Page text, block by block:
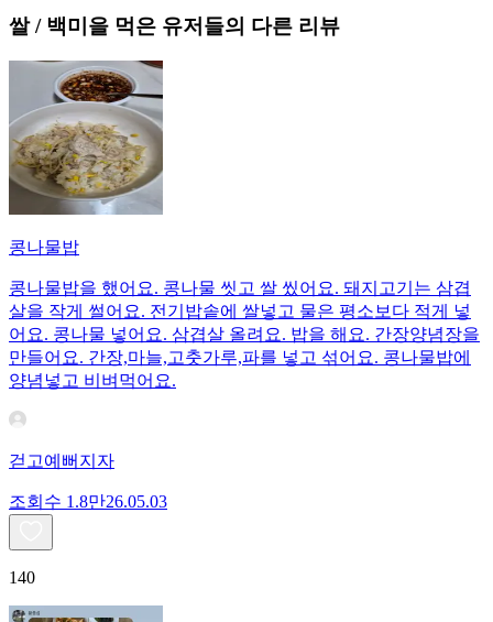
쌀 / 백미 을 먹은 유저들의 다른 리뷰
콩나물밥
콩나물밥을 했어요. 콩나물 씻고 쌀 씼어요. 돼지고기는 삼겹
살을 작게 썰어요. 전기밥솥에 쌀넣고 물은 평소보다 적게 넣
어요. 콩나물 넣어요. 삼겹살 올려요. 밥을 해요. 간장양념장을
만들어요. 간장,마늘,고춧가루,파를 넣고 섞어요. 콩나물밥에
양념넣고 비벼먹어요.
걷고예뻐지자
조회수 1.8만26.05.03
140